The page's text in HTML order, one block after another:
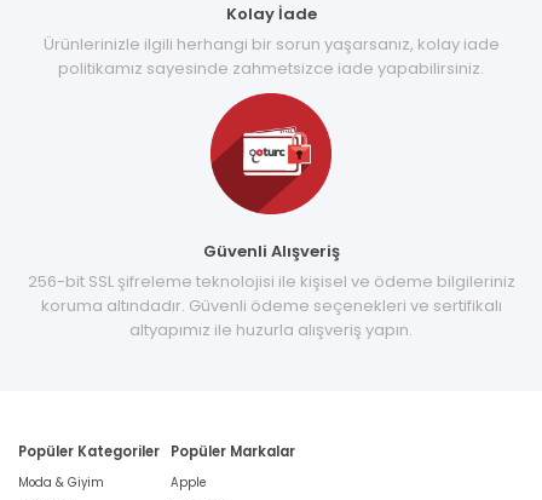
Kolay İade
Ürünlerinizle ilgili herhangi bir sorun yaşarsanız, kolay iade
politikamız sayesinde zahmetsizce iade yapabilirsiniz.
Güvenli Alışveriş
256-bit SSL şifreleme teknolojisi ile kişisel ve ödeme bilgileriniz
koruma altındadır. Güvenli ödeme seçenekleri ve sertifikalı
altyapımız ile huzurla alışveriş yapın.
Popüler Kategoriler
Moda & Giyim
Popüler Markalar
Apple